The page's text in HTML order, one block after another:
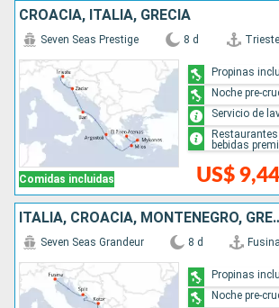
CROACIA, ITALIA, GRECIA
Comidas incluidas
Seven Seas Prestige 8 d Trieste
US$
Propinas
Noche pre-
Servicio de
bebidas
ITALIA,
Seven Seas Grandeur 8 d Fusina
Propinas
Noche pre-